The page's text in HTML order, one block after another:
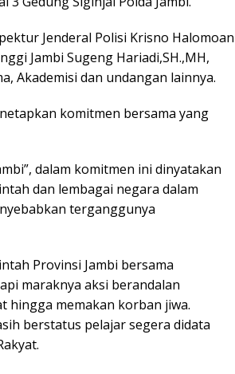
Jenderal Polisi Krisno Halomoan
Jambi Sugeng Hariadi,SH.,MH,
Akademisi dan undangan lainnya.
komitmen bersama yang
dalam komitmen ini dinyatakan
dan lembagai negara dalam
terganggunya
Provinsi Jambi bersama
maraknya aksi berandalan
hingga memakan korban jiwa.
berstatus pelajar segera didata